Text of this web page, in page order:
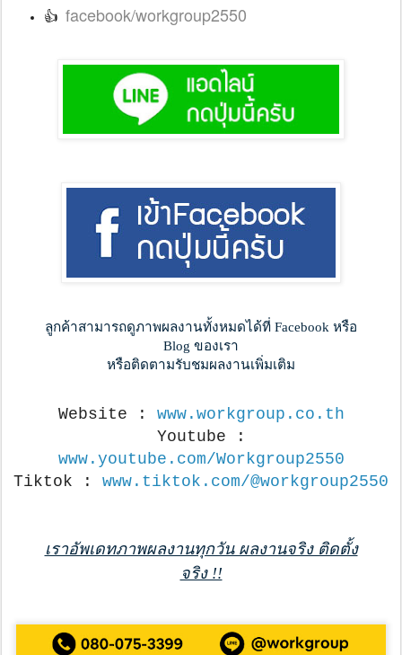
👍 facebook/workgroup2550
ลูกค้าสามารถดูภาพผลงานทั้งหมดได้ที่ Facebook หรือ
Blog ของเรา
หรือติดตามรับชมผลงานเพิ่มเติม
Website : www.workgroup.co.th
Youtube :
www.youtube.com/Workgroup2550
Tiktok : www.tiktok.com/@workgroup2550
เราอัพเดทภาพผลงานทุกวัน ผลงานจริง ติดตั้ง
จริง !!